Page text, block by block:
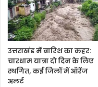
उत्तराखंड में बारिश का कहर:
चारधाम यात्रा दो दिन के लिए
स्थगित, कई जिलों में ऑरेंज
अलर्ट